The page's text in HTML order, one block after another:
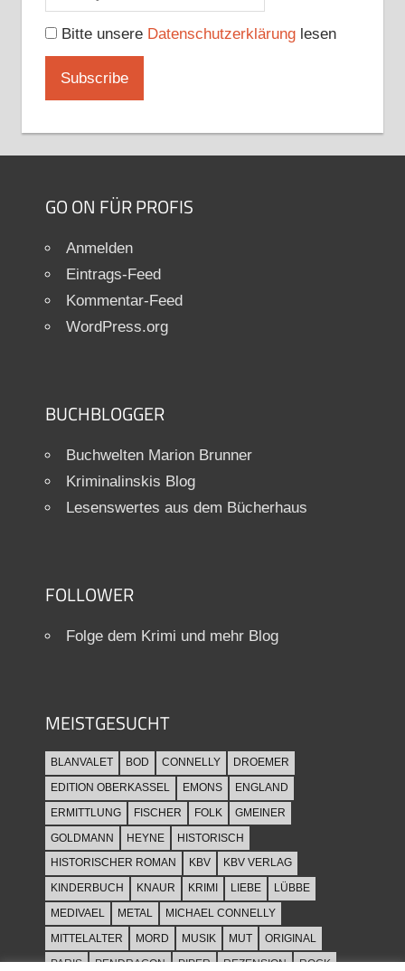
Bitte unsere Datenschutzerklärunglesen
GO ON FÜR PROFIS
Anmelden
Eintrags-Feed
Kommentar-Feed
WordPress.org
BUCHBLOGGER
Buchwelten Marion Brunner
Kriminalinskis Blog
Lesenswertes aus dem Bücherhaus
FOLLOWER
Folge dem Krimi und mehr Blog
MEISTGESUCHT
BLANVALET BOD CONNELLY
DROEMER
EDITION OBERKASSEL
EMONS
ENGLAND
ERMITTLUNG
FISCHER FOLK
GMEINER
GOLDMANN
HEYNE
HISTORISCH
HISTORISCHER ROMAN
KBV
KBV VERLAG
KINDERBUCH
KNAUR KRIMI LIEBE
LÜBBE
MEDIVAEL
METAL
MICHAEL CONNELLY
MITTELALTER
MORD MUSIK MUT
ORIGINAL
PARIS
PENDRAGON PIPER REZENSION ROCK